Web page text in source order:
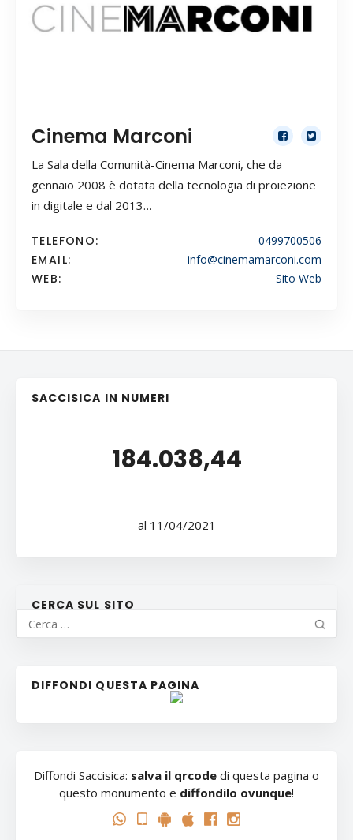
Cinema Marconi
La Sala della Comunità-Cinema Marconi, che da
gennaio 2008 è dotata della tecnologia di proiezione
in digitale e dal 2013…
TELEFONO: 0499700506
EMAIL: info@cinemamarconi.com
WEB: Sito Web
SACCISICA IN NUMERI
184.038,44
al 11/04/2021
CERCA SUL SITO
DIFFONDI QUESTA PAGINA
Diffondi Saccisica: salva il qrcode di questa pagina o
questo monumento e diffondilo ovunque!